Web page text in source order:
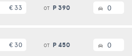
€ 33 ОТ Р 390 0
€ 30 ОТ Р 450 0